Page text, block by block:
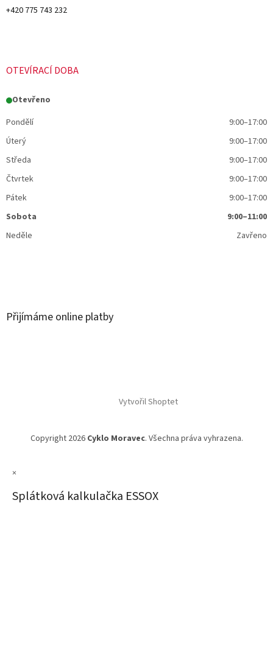
+420 775 743 232
OTEVÍRACÍ DOBA
Otevřeno
Pondělí
9:00–17:00
Úterý
9:00–17:00
Středa
9:00–17:00
Čtvrtek
9:00–17:00
Pátek
9:00–17:00
Sobota
9:00–11:00
Neděle
Zavřeno
Přijímáme online platby
Vytvořil Shoptet
Copyright 2026 Cyklo Moravec. Všechna práva vyhrazena.
×
Splátková kalkulačka ESSOX